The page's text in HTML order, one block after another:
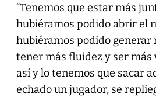
“Tenemos que estar más
hubiéramos podido abrir el
hubiéramos podido generar
tener más fluidez y ser más
así y lo tenemos que sacar
echado un jugador, se